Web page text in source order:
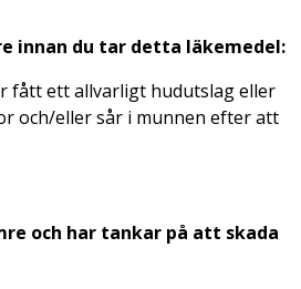
innan du tar detta läkemedel:
fått ett allvarligt hudutslag eller
och/eller sår i munnen efter att
och har tankar på att skada